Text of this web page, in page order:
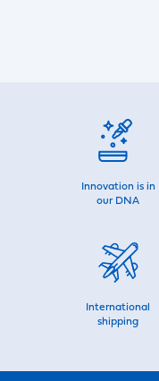
Innovation is in
our DNA
International
shipping